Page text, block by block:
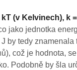
(v Kelvinech), k
jako jednotka
by tedy znamenala
což je hodnota,
Podobně by šla